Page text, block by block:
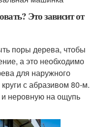
Это зависит от
поры дерева, чтобы
а это необходимо
для наружного
с абразивом 80-м.
неровную на ощупь